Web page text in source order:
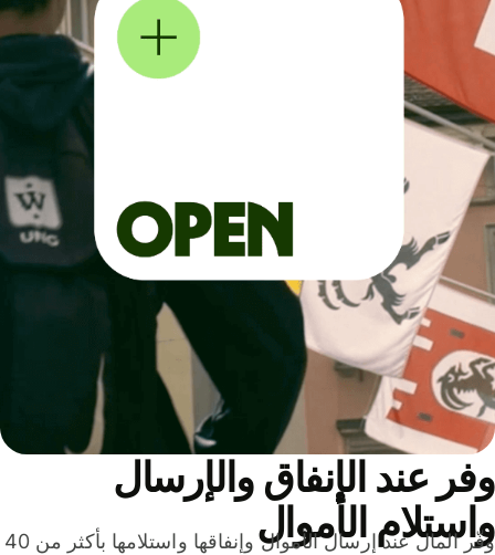
عند الإنفاق والإرسال
الأموال
وفّر المال عند إرسال الأموال وإنفاقها واستلامها بأكثر من 40